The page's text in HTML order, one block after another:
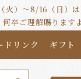
）～8/16（日）
ご理解賜ります
ドリンク ギフト